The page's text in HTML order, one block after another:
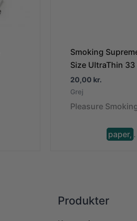
Smoking
Size UltraThin 33
20,00 kr.
Grej
Pleasure
paper, .
Produkter